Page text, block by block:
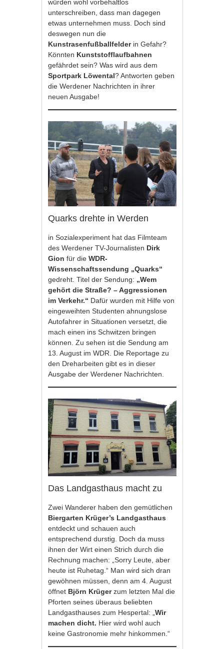
würden wohl vorbehaltlos
unterschreiben, dass man dagegen
etwas unternehmen muss. Doch sind
deswegen nun die
Kunstrasenfußballfelder in Gefahr?
Könnten Kunststofflaufbahnen
gefährdet sein? Was wird aus dem
Sportpark Löwental? Antworten geben
die Werdener Nachrichten in ihrer
neuen Ausgabe!
Quarks drehte in Werden
in Sozialexperiment hat das Filmteam
des Werdener TV-Journalisten Dirk
Gion für dieWDR-
Wissenschaftssendung „Quarks“
gedreht. Titel der Sendung: „Wem
gehört die Straße? – Aggressionen
im Verkehr.“ Dafür wurden mit Hilfe von
eingeweihten Studenten ahnungslose
Autofahrer in Situationen versetzt, die
mach einen ins Schwitzen bringen
können. Zu sehen ist die Sendung am
13. August im WDR. Die Reportage zu
den Dreharbeiten gibt es in dieser
Ausgabe der Werdener Nachrichten.
Das Landgasthaus macht zu
Zwei Wanderer haben den gemütlichen
Biergarten Krüger’s Landgasthaus
entdeckt und schauen auch
entsprechend durstig. Doch da muss
ihnen der Wirt einen Strich durch die
Rechnung machen: „Sorry Leute, aber
heute ist Ruhetag.“ Man wird sich dran
gewöhnen müssen, denn am 4. August
öffnet Björn Krügerzum letzten Mal die
Pforten seines überaus beliebten
Landgasthauses zum Hespertal: „Wir
machen dicht. Hier wird wohl auch
keine Gastronomie mehr hinkommen.“